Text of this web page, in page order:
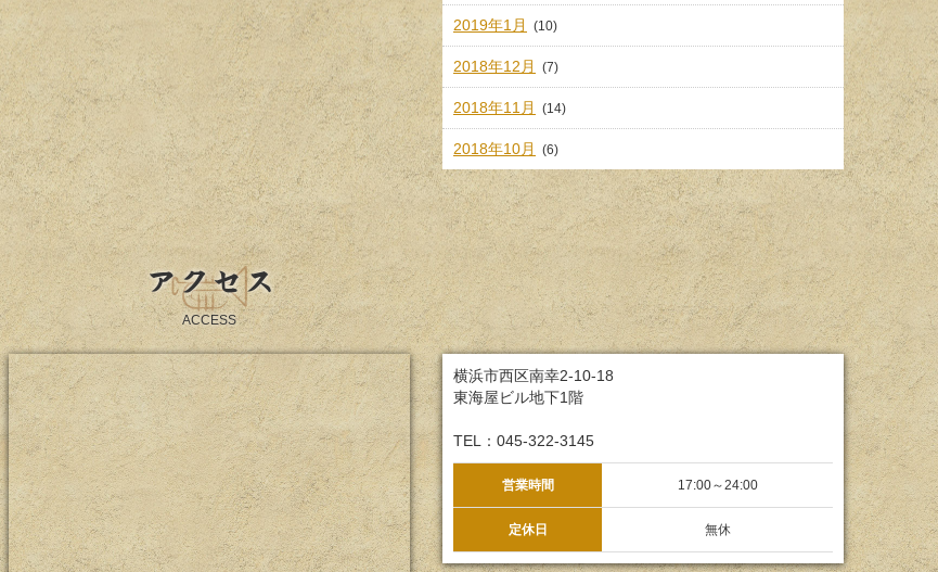
2019年1月 (10)
2018年12月 (7)
2018年11月 (14)
2018年10月 (6)
アクセス
ACCESS
横浜市西区南幸2-10-18
東海屋ビル地下1階
TEL：045-322-3145
営業時間 17:00～24:00
定休日 無休